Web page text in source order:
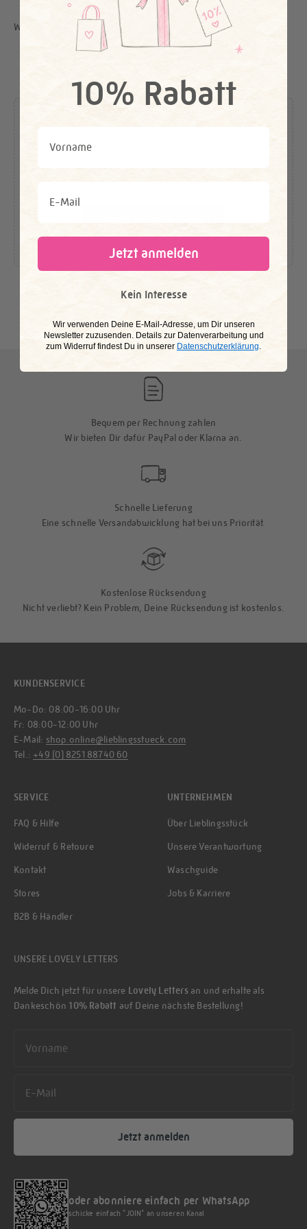
Weitere tolle Styles für dich
Sie bitte die
Targeting-Cookies
This is my happy place
Bequem per Rechnung zahlen
Wir bieten Dir dafür PayPal oder Klarna an.
Schnelle Lieferung
Eine schnelle Versandabwicklung hat bei uns Priorität.
Kostenlose Rücksendung
Nicht verliebt? Kein Problem, Deine Rücksendung ist kostenlos.
KUNDENSERVICE
Mo-Do: 08:00-16:00 Uhr
Fr: 08:00-12:00 Uhr
E-Mail: shop.online@lieblingsstueck.com
Tel.: +49 (0) 8251 88740 60
SERVICE
FAQ & Hilfe
Widerruf & Retoure
Kontakt
Stores
B2B & Händler
UNTERNEHMEN
Über Lieblingsstück
Unsere Verantwortung
Waschguide
Jobs & Karriere
UNSERE LOVELY LETTERS
Melde Dich jetzt für unsere Lovely Lettersan und erhalte als
Dankeschön10% Rabatt auf Deine nächste Bestellung!
Jetzt anmelden
oder abonniere einfach per WhatsApp
schicke einfach "JOIN" an unseren Kanal
10% Rabatt
First Name
Jetzt anmelden
Kein Interesse
​Wir verwenden Deine E-Mail-Adresse, um Dir unseren
Newsletter zuzusenden. Details zur Datenverarbeitung und
zum Widerruf findest Du in unserer Datenschutzerklärung